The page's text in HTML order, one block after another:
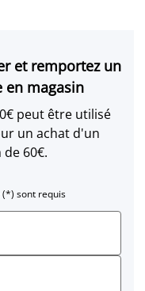
et remportez un
en magasin
peut être utilisé
un achat d'un
60€.
(*) sont requis